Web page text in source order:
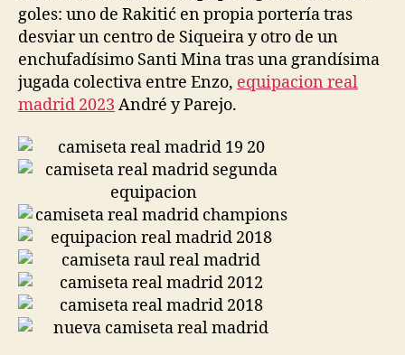
goles: uno de Rakitić en propia portería tras
desviar un centro de Siqueira y otro de un
enchufadísimo Santi Mina tras una grandísima
jugada colectiva entre Enzo, equipacion real
madrid 2023 André y Parejo.